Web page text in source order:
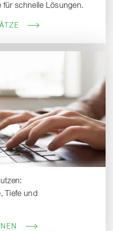
für schnelle Lösungen.
Tiefe und